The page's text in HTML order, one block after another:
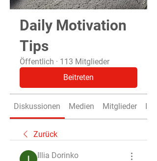
Daily Motivation
Tips
Öffentlich · 113 Mitglieder
Beitreten
Diskussionen Medien Mitglieder Info
Zurück
Illia Dorinko